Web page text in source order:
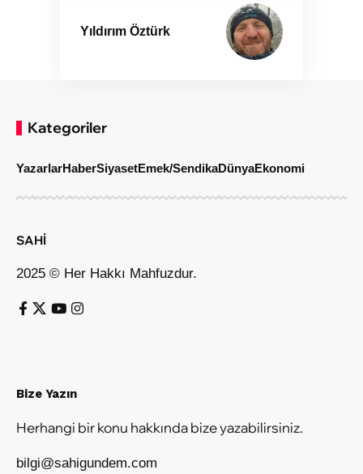
Yıldırım Öztürk
Kategoriler
YazarlarHaberSiyasetEmek/SendikaDünyaEkonomi
SAHİ
2025 © Her Hakkı Mahfuzdur.
Bize Yazın
Herhangi bir konu hakkında bize yazabilirsiniz.
bilgi@sahigundem.com